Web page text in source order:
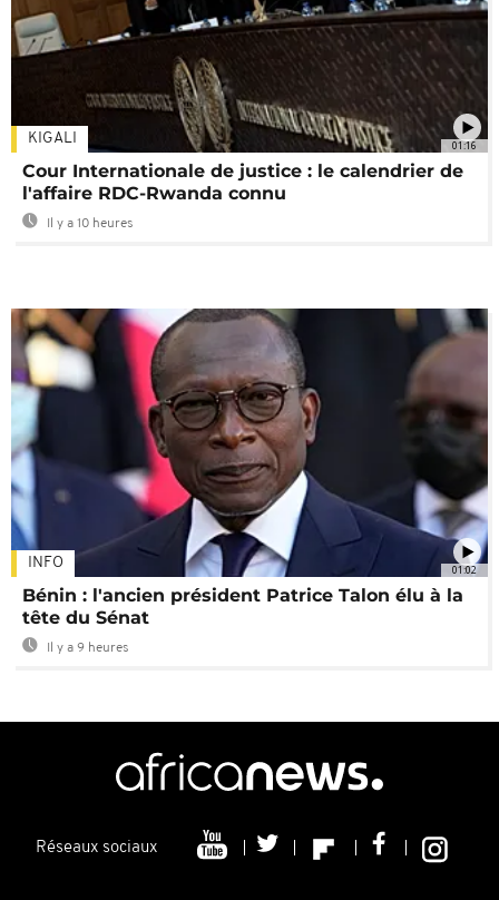
01:16
KIGALI
Cour Internationale de justice : le calendrier de
l'affaire RDC-Rwanda connu
Il y a 10 heures
01:02
INFO
Bénin : l'ancien président Patrice Talon élu à la
tête du Sénat
Il y a 9 heures
Réseaux sociaux